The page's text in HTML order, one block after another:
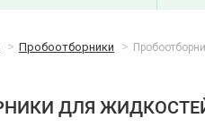
Пробоотборники
ДЛЯ